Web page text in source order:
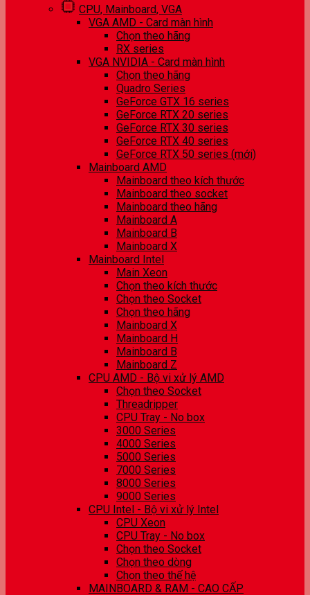
CPU, Mainboard, VGA
VGA AMD - Card màn hình
Chọn theo hãng
RX series
VGA NVIDIA - Card màn hình
Chọn theo hãng
Quadro Series
GeForce GTX 16 series
GeForce RTX 20 series
GeForce RTX 30 series
GeForce RTX 40 series
GeForce RTX 50 series (mới)
Mainboard AMD
Mainboard theo kích thước
Mainboard theo socket
Mainboard theo hãng
Mainboard A
Mainboard B
Mainboard X
Mainboard Intel
Main Xeon
Chọn theo kích thước
Chọn theo Socket
Chọn theo hãng
Mainboard X
Mainboard H
Mainboard B
Mainboard Z
CPU AMD - Bộ vi xử lý AMD
Chọn theo Socket
Threadripper
CPU Tray - No box
3000 Series
4000 Series
5000 Series
7000 Series
8000 Series
9000 Series
CPU Intel - Bộ vi xử lý Intel
CPU Xeon
CPU Tray - No box
Chọn theo Socket
Chọn theo dòng
Chọn theo thế hệ
MAINBOARD & RAM - CAO CẤP